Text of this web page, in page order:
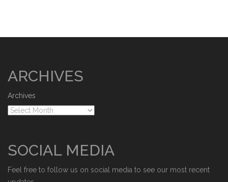
ARCHIVES
Archives
SOCIAL MEDIA
Feel free to follow us on social media to see our most recent